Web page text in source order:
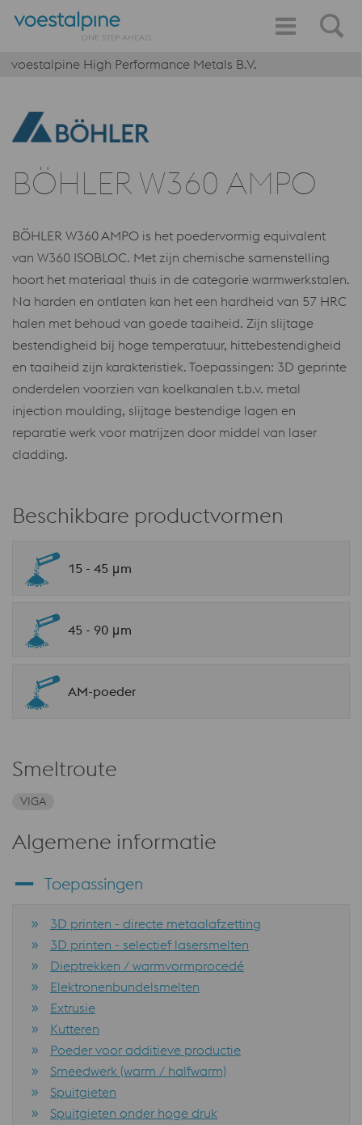
voestalpine High Performance Metals B.V.
BÖHLER W360 AMPO
BÖHLER W360 AMPO is het poedervormig equivalent
van W360 ISOBLOC. Met zijn chemische samenstelling
hoort het materiaal thuis in de categorie warmwerkstalen.
Na harden en ontlaten kan het een hardheid van 57 HRC
halen met behoud van goede taaiheid. Zijn slijtage
bestendigheid bij hoge temperatuur, hittebestendigheid
en taaiheid zijn karakteristiek. Toepassingen: 3D geprinte
onderdelen voorzien van koelkanalen t.b.v. metal
injection moulding, slijtage bestendige lagen en
reparatie werk voor matrijzen door middel van laser
cladding.
Beschikbare productvormen
15 - 45 μm
45 - 90 μm
AM-poeder
Smeltroute
VIGA
Algemene informatie
Toepassingen
3D printen - directe metaalafzetting
3D printen - selectief lasersmelten
Dieptrekken / warmvormprocedé
Elektronenbundelsmelten
Extrusie
Kutteren
Poeder voor additieve productie
Smeedwerk (warm / halfwarm)
Spuitgieten
Spuitgieten onder hoge druk